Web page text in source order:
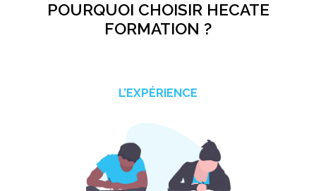
POURQUOI CHOISIR HECATE
FORMATION ?
L’EXPÉRIENCE